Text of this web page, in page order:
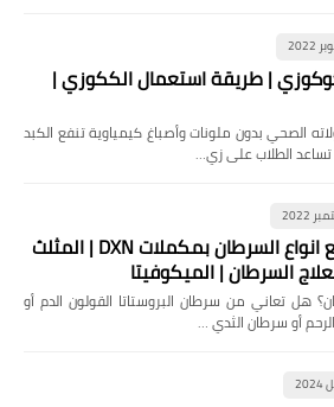
| طريقة استعمال الككوزي |
الصحي بدون ملونات وأصباغ كيمياوية تنفع الكبد
الطلاب على زي…
علاج جميع انواع السرطان بمكملات DXN | المثلث
السرطان | الميكوفيتا
تعاني من سرطان البروستاتا القولون الدم أو
أو سرطان الثدي …